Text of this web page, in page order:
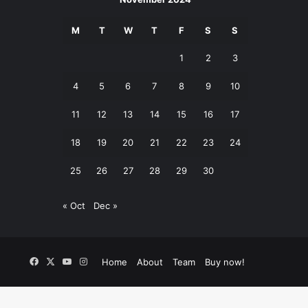
M T W T F S S
1 2 3
4 5 6 7 8 9 10
11 12 13 14 15 16 17
18 19 20 21 22 23 24
25 26 27 28 29 30
« Oct Dec »
Home About Team Buy now!
FacebookYouTube
Instagram